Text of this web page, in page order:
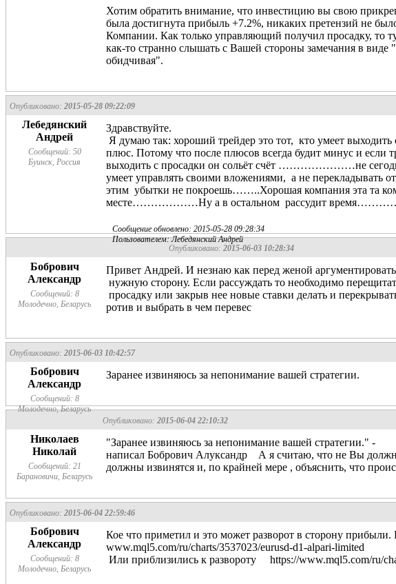
Хотим обратить внимание, что инвестицию вы свою
была достигнута прибыль +7.2%, никаких претензий не
Компании. Как только управляющий получил просадку, то
как-то странно слышать с Вашей стороны замечания в
обидчивая".
Опубликовано: 2015-05-28 09:22:09
Лебедянский
Андрей
Сообщений: 50
Буинск, Россия
Здравствуйте.
Я думаю так: хороший трейдер это тот, кто умеет
плюс. Потому что после плюсов всегда будит минус и если
выходить с просадки он сольёт счёт …………………не
умеет управлять своими вложениями, а не перекладывать
этим убытки не покроешь……..Хорошая компания эта та
месте………………Ну а в остальном рассудит
Сообщение обновлено: 2015-05-28 09:28:34
Пользователем: Лебедянский Андрей
Опубликовано: 2015-06-03 10:28:34
Бобрович
Александр
Сообщений: 8
Молодечно, Беларусь
Привет Андрей. И незнаю как перед женой
нужную сторону. Если рассуждать то необходимо
просадку или закрыв нее новые ставки делать и
ротив и выбрать в чем перевес
Опубликовано: 2015-06-03 10:42:57
Бобрович
Александр
Сообщений: 8
Молодечно, Беларусь
Заранее извиняюсь за непонимание вашей стратегии.
Опубликовано: 2015-06-04 22:10:32
Николаев
Николай
Сообщений: 21
Барановичи, Беларусь
"Заранее извиняюсь за непонимание вашей стратегии." -
написал Бобрович Алуксандр А я считаю, что не Вы
должны извинятся и, по крайней мере , объяснить, что
Опубликовано: 2015-06-04 22:59:46
Бобрович
Александр
Сообщений: 8
Молодечно, Беларусь
Кое что приметил и это может разворот в сторону прибыли.
www.mql5.com/ru/charts/3537023/eurusd-d1-alpari-limited
Или приблизились к развороту https://www.mql5.com/ru/